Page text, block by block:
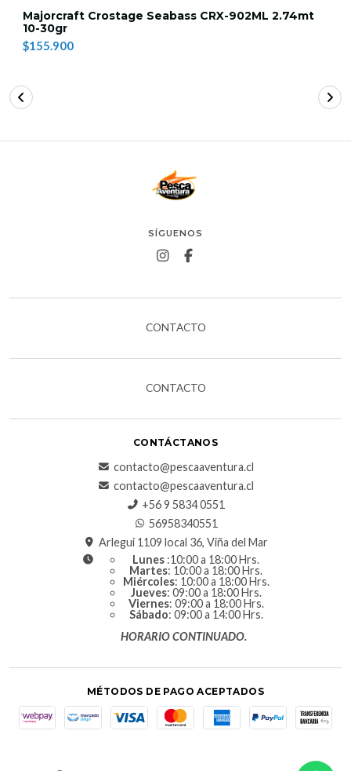
Majorcraft Crostage Seabass CRX-902ML 2.74mt
10-30gr
$155.900
SÍGUENOS
CONTACTO
CONTACTO
CONTÁCTANOS
contacto@pescaaventura.cl
contacto@pescaaventura.cl
+56 9 5834 0551
56958340551
Arlegui 1109 local 36, Viña del Mar
Lunes :10:00 a 18:00 Hrs.
Martes: 10:00 a 18:00 Hrs.
Miércoles: 10:00 a 18:00 Hrs.
Jueves: 09:00 a 18:00 Hrs.
Viernes: 09:00 a 18:00 Hrs.
Sábado: 09:00 a 14:00 Hrs.
HORARIO CONTINUADO.
MÉTODOS DE PAGO ACEPTADOS